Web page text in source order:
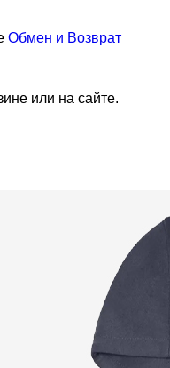
Обмен и Возврат
или на сайте.